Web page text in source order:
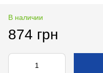
В наличии
874 грн